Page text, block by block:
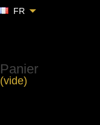
FR
Panier
(vide)